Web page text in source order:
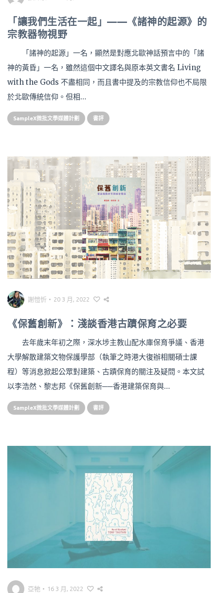
「讓我們生活在一起」——《諸神的起源》的
宗教器物視野
「諸神的起源」一名，顯然是對應北歐神話預言中的「諸
神的黃昏」一名，雖然這個中文譯名與原本英文書名 Living
with the Gods 不盡相同，而且書中提及的宗教信仰也不局限
於北歐傳統信仰。但相…
SampleX微批文學媒體計劃 書評
謝愷忻 • 20 3 月, 2022
《保舊創新》：淺談香港古蹟保育之必要
去年歲末年初之際，深水埗主教山配水庫保育爭議、香港
大學解散建築文物保護學部（執筆之時港大復辦相關碩士課
程）等消息掀起公眾對建築、古蹟保育的關注及疑問。本文試
以李浩然、黎志邦《保舊創新──香港建築保育與…
SampleX微批文學媒體計劃 書評
亞牠 • 16 3 月, 2022